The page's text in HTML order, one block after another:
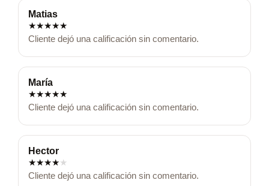
Matias
★★★★★
Cliente dejó una calificación sin comentario.
María
★★★★★
Cliente dejó una calificación sin comentario.
Hector
★★★★★
Cliente dejó una calificación sin comentario.